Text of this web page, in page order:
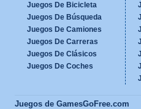
Juegos De Bicicleta
Juegos De Búsqueda
Juegos De Camiones
Juegos De Carreras
Juegos De Clásicos
Juegos De Coches
Juegos de GamesGoFree.com